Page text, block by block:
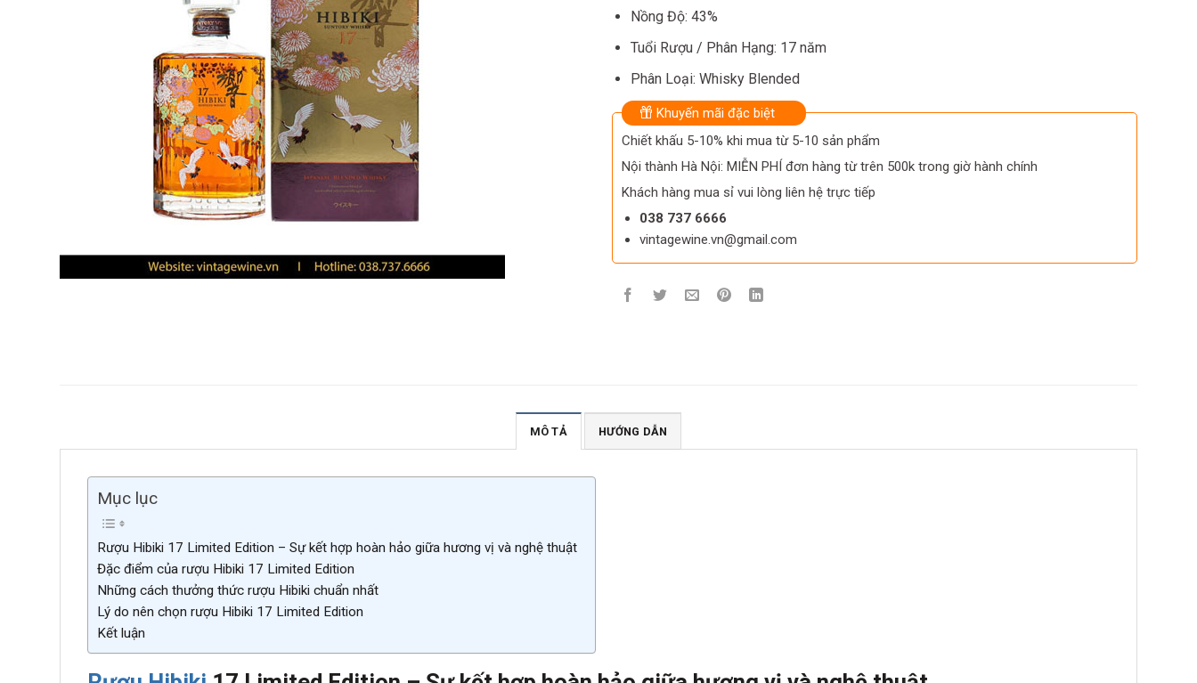
Nồng Độ: 43%
Tuổi Rượu / Phân Hạng: 17 năm
Phân Loại: Whisky Blended
Khuyến mãi đặc biệt
Chiết khấu 5-10% khi mua từ 5-10 sản phẩm
Nội thành Hà Nội: MIỄN PHÍ đơn hàng từ trên 500k trong giờ hành chính
Khách hàng mua sỉ vui lòng liên hệ trực tiếp
038 737 6666
vintagewine.vn@gmail.com
MÔ TẢ HƯỚNG DẪN
Mục lục
Rượu Hibiki 17 Limited Edition – Sự kết hợp hoàn hảo giữa hương vị và nghệ thuật
Đặc điểm của rượu Hibiki 17 Limited Edition
Những cách thưởng thức rượu Hibiki chuẩn nhất
Lý do nên chọn rượu Hibiki 17 Limited Edition
Kết luận